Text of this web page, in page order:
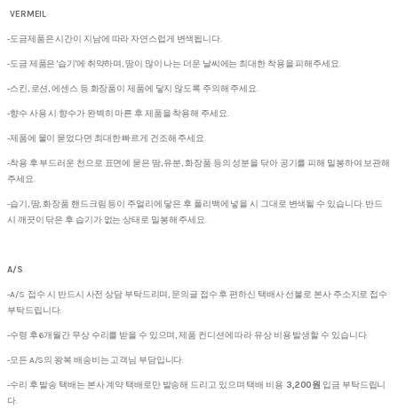
VERMEIL
-도금제품은 시간이 지남에 따라 자연스럽게 변색됩니다.
-도금 제품은 '습기'에 취약하며, 땀이 많이 나는 더운 날씨에는 최대한 착용을 피해주세요.
-스킨, 로션, 에센스 등 화장품이 제품에 닿지 않도록 주의해 주세요.
-향수 사용 시 향수가 완벽히 마른 후 제품을 착용해 주세요.
-제품에 물이 묻었다면 최대한 빠르게 건조해 주세요.
-착용 후 부드러운 천으로 표면에 묻은 땀, 유분, 화장품 등의 성분을 닦아 공기를 피해 밀봉하여 보관해
주세요.
-습기, 땀, 화장품 핸드크림 등이 주얼리에 닿은 후 폴리백에 넣을 시 그대로 변색될 수 있습니다. 반드
시 깨끗이 닦은 후 습기가 없는 상태로 밀봉해 주세요.
A/S
-A/S 접수 시 반드시 사전 상담 부탁드리며, 문의글 접수 후 편하신 택배사 선불로 본사 주소지로 접수
부탁드립니다.
-수령 후 6개월간 무상 수리를 받을 수 있으며, 제품 컨디션에 따라 유상 비용 발생할 수 있습니다.
-모든 A/S의 왕복 배송비는 고객님 부담입니다.
-수리 후 발송 택배는 본사 계약 택배로만 발송해 드리고 있으며 택배 비용3,200원 입금 부탁드립니
다.